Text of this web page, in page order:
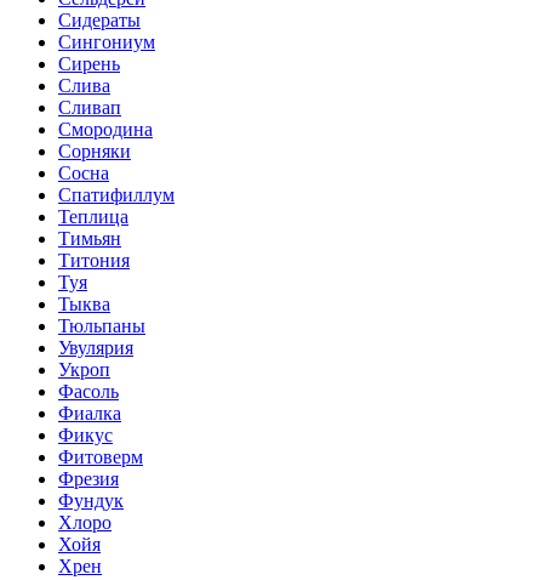
Сидераты
Сингониум
Сирень
Слива
Сливап
Смородина
Сорняки
Сосна
Спатифиллум
Теплица
Тимьян
Титония
Туя
Тыква
Тюльпаны
Увулярия
Укроп
Фасоль
Фиалка
Фикус
Фитоверм
Фрезия
Фундук
Хлоро
Хойя
Хрен